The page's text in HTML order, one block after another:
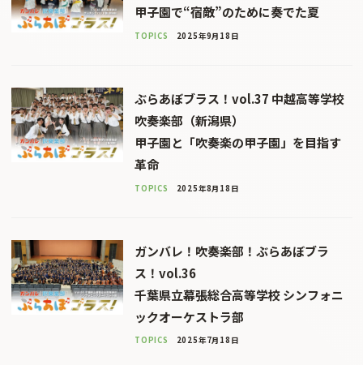
甲子園で“宿敵”のために奏でた夏
TOPICS 2025年9月18日
ぶらあぼブラス！vol.37 中越高等学校
吹奏楽部（新潟県）
甲子園と「吹奏楽の甲子園」を目指す
革命
TOPICS 2025年8月18日
ガンバレ！吹奏楽部！ぶらあぼブラ
ス！vol.36
千葉県立幕張総合高等学校 シンフォニ
ックオーケストラ部
TOPICS 2025年7月18日